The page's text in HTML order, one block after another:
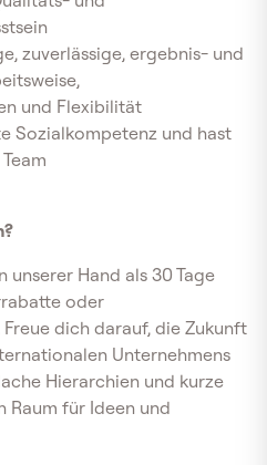
zuverlässige, ergebnis- und
und Flexibilität
Sozialkompetenz und hast
unserer Hand als 30 Tage
oder
dich darauf, die Zukunft
Unternehmens
Hierarchien und kurze
Raum für Ideen und